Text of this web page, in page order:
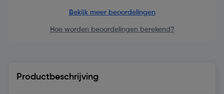
Bekijk meer beoordelingen
Hoe worden beoordelingen berekend?
Productbeschrijving